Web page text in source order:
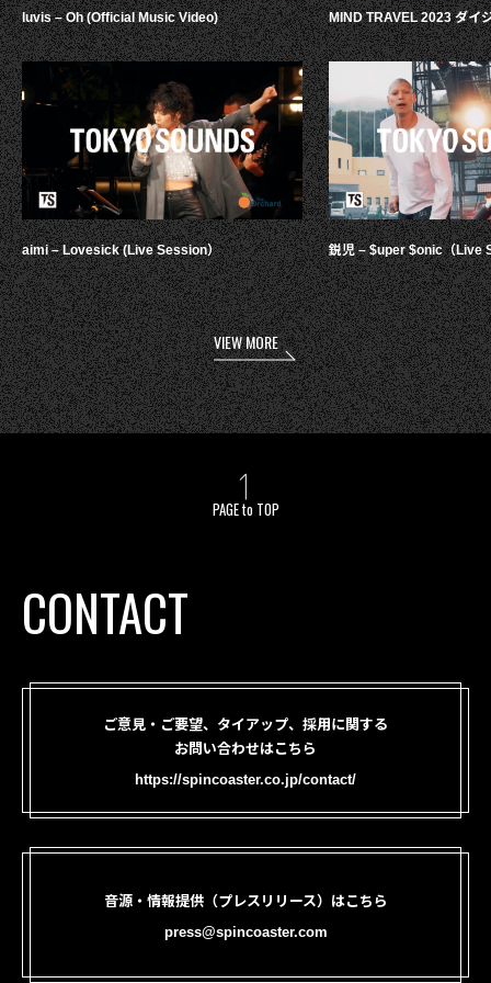
luvis – Oh (Official Music Video)
aimi – Lovesick (Live Session）
MIND TRAVEL 2023 ダイ
鋭児 – $uper $onic（Live
VIEW MORE
PAGE to TOP
CONTACT
ご意見・ご要望、タイアップ、採用に関する
お問い合わせはこちら
https://spincoaster.co.jp/contact/
音源・情報提供（プレスリリース）はこちら
press@spincoaster.com